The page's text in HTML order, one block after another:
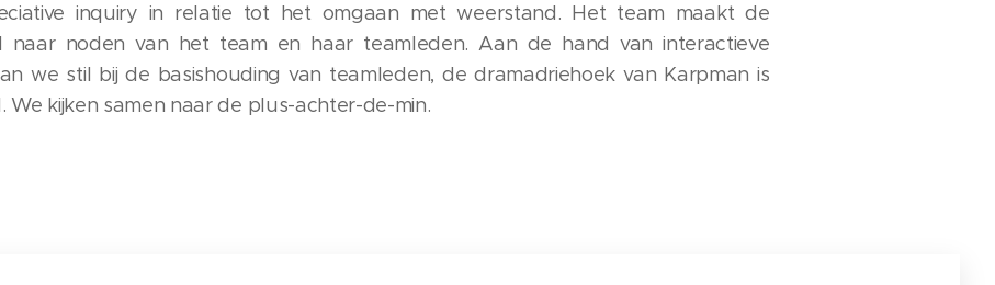
inquiry in relatie tot het omgaan met weerstand. Het team maakt de
naar noden van het team en haar teamleden. Aan de hand van interactieve
we stil bij de basishouding van teamleden, de dramadriehoek van Karpman is
We kijken samen naar de plus-achter-de-min.